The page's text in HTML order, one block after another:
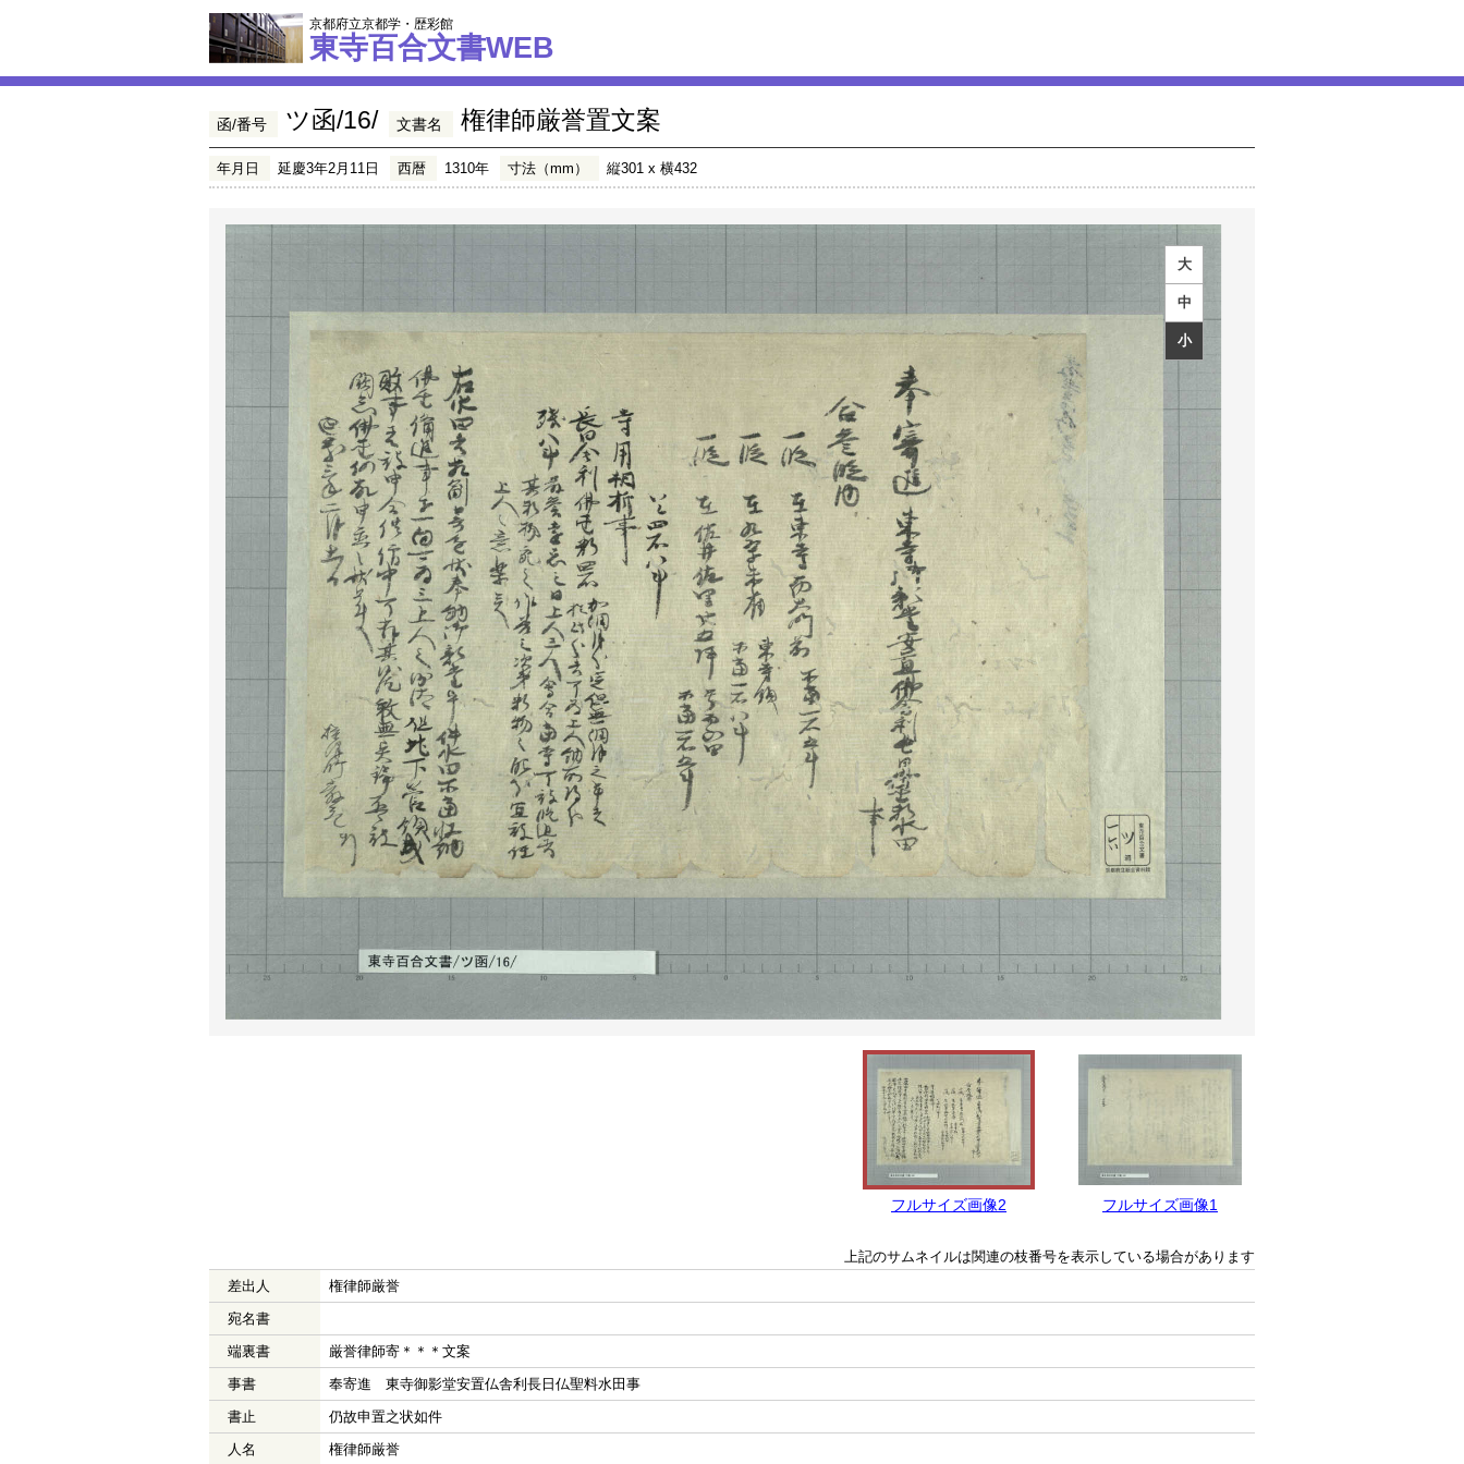
京都府立京都学・歴彩館
東寺百合文書WEB
函/番号 ツ函/16/ 文書名 権律師厳誉置文案
年月日 延慶3年2月11日 西暦 1310年 寸法（mm） 縦301 x 横432
大
中
小
フルサイズ画像2 フルサイズ画像1
上記のサムネイルは関連の枝番号を表示している場合があります
差出人
権律師厳誉
宛名書
端裏書
厳誉律師寄＊＊＊文案
事書
奉寄進 東寺御影堂安置仏舎利長日仏聖料水田事
書止
仍故申置之状如件
人名
権律師厳誉